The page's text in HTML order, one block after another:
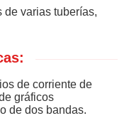
de varias tuberías,
de corriente de
gráficos
de dos bandas.